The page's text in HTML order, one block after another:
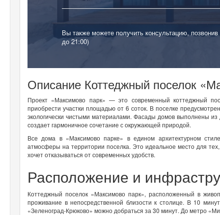
Вы также можете получить консультацию,
до 21:00)
Описание Коттеджный поселок
Проект «Максимово парк» — это современный коттеджный
приобрести участки площадью от 6 соток. В поселке
экологически чистыми материалами. Фасады домов выполнены
создает гармоничное сочетание с окружающей природой.
Все дома в «Максимово парке» в едином архитектурном
атмосферы на территории поселка. Это идеальное место для
хочет отказываться от современных удобств.
Расположение и
Коттеджный поселок «Максимово парк», расположенный в
проживание в непосредственной близости к столице. В 10
«Зеленоград-Крюково» можно добраться за 30 минут. До метро